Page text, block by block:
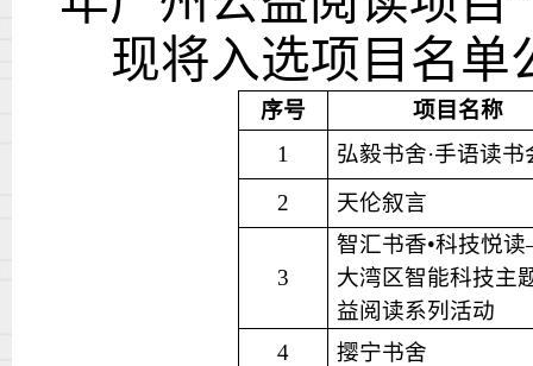
现将入选项目名单
序号
项目名称
1
弘毅书舍·手语读书
2
天伦叙言
3
智汇书香•科技悦读
大湾区智能科技主
益阅读系列活动
4
撄宁书舍